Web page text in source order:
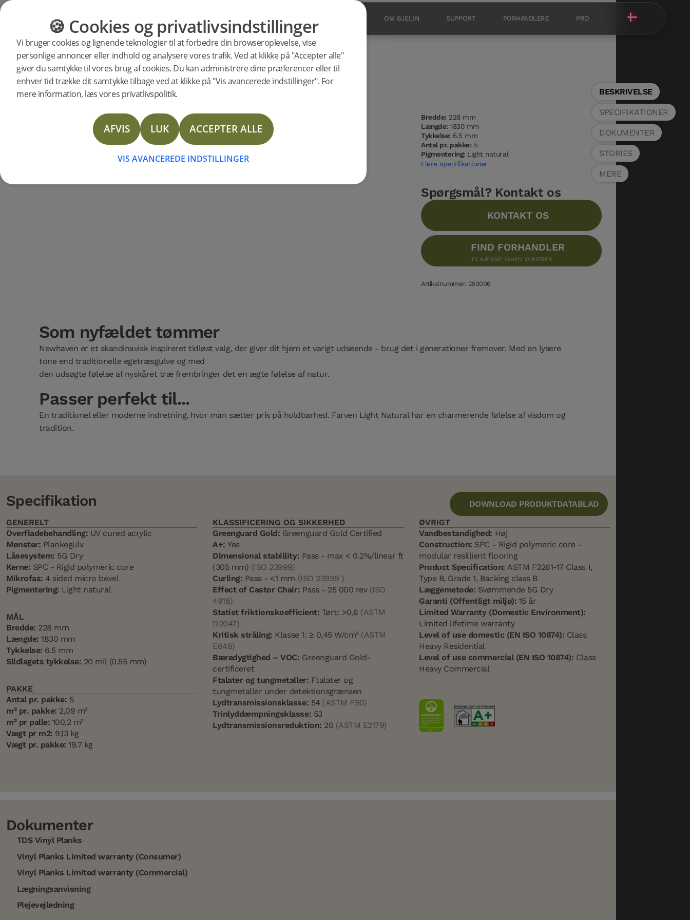
GULVGUIDE PRODUKTER OM BJELIN SUPPORT FORHANDLERE PRO
🍪 Cookies og privatlivsindstillinger
Vi bruger cookies og lignende teknologier til at forbedre din browseroplevelse, vise
personlige annoncer eller indhold og analysere vores trafik. Ved at klikke på "Accepter alle"
giver du samtykke til vores brug af cookies. Du kan administrere dine præferencer eller til
enhver tid trække dit samtykke tilbage ved at klikke på "Vis avancerede indstillinger". For
mere information, læs vores privatlivspolitik.
AFVIS LUK ACCEPTER ALLE
VIS AVANCEREDE INDSTILLINGER
Produkter Gulv Rigid Core Planks
Denali NEWHAVEN Light Natural
Bredde: 228 mm
Længde: 1830 mm
Tykkelse: 6.5 mm
Antal pr. pakke: 5
Pigmentering: Light natural
Flere specifikationer
Spørgsmål? Kontakt os
KONTAKT OS
FIND FORHANDLER
TILGÆNGELIGHED VARIERER
Artikelnummer: 280006
Som nyfældet tømmer
Newhaven er et skandinavisk inspireret tidløst valg, der giver dit hjem et varigt udseende - brug det i generationer fremover. Med en lysere
tone end traditionelle egetræsgulve og med
den udsøgte følelse af nyskåret træ frembringer det en ægte følelse af natur.
Passer perfekt til...
En traditionel eller moderne indretning, hvor man sætter pris på holdbarhed. Farven Light Natural har en charmerende følelse af visdom og
tradition.
DOWNLOAD PRODUKTDATABLAD
Specifikation
GENERELT
Overfladebehandling: UV cured acrylic
Mønster: Plankegulv
Låsesystem: 5G Dry
Kerne: SPC - Rigid polymeric core
Mikrofas: 4 sided micro bevel
Pigmentering: Light natural
MÅL
Bredde: 228 mm
Længde: 1830 mm
Tykkelse: 6.5 mm
Slidlagets tykkelse: 20 mil (0,55 mm)
PAKKE
Antal pr. pakke: 5
m² pr. pakke: 2,09 m²
m² pr palle: 100,2 m²
Vægt pr m2: 9,13 kg
Vægt pr. pakke: 19.7 kg
KLASSIFICERING OG SIKKERHED
Greenguard Gold: Greenguard Gold Certified
A+: Yes
Dimensional stabillity: Pass - max < 0.2%/linear ft
(305 mm) (ISO 23999)
Curling: Pass - <1 mm (ISO 23999 )
Effect of Castor Chair: Pass - 25 000 rev (ISO
4918)
Statist friktionskoefficient: Tørt: >0,6 (ASTM
D2047)
Kritisk stråling: Klasse 1: ≥ 0,45 W/cm² (ASTM
E648)
Bæredygtighed – VOC: Greenguard Gold-
certificeret
Ftalater og tungmetaller: Ftalater og
tungmetaller under detektionsgrænsen
Lydtransmissionsklasse: 54 (ASTM F90)
Trinlyddæmpningsklasse: 53
Lydtransmissionsreduktion: 20 (ASTM E2179)
ØVRIGT
Vandbestandighed: Høj
Construction: SPC - Rigid polymeric core -
modular resillient flooring
Product Specification: ASTM F3261-17 Class I,
Type B, Grade 1, Backing class B
Læggemetode: Svømmende 5G Dry
Garanti (Offentligt miljø): 15 år
Limited Warranty (Domestic Environment):
Limited lifetime warranty
Level of use domestic (EN ISO 10874): Class
Heavy Residential
Level of use commercial (EN ISO 10874): Class
Heavy Commercial
Dokumenter
TDS Vinyl Planks
Vinyl Planks Limited warranty (Consumer)
Vinyl Planks Limited warranty (Commercial)
Lægningsanvisning
Plejevejledning
BESKRIVELSE
SPECIFIKATIONER
DOKUMENTER
STORIES
MERE